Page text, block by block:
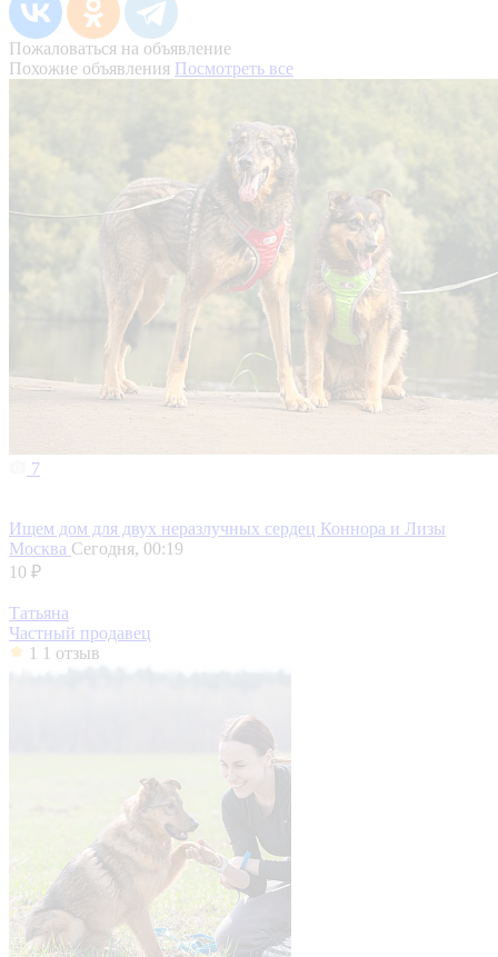
Пожаловаться на объявление
Похожие объявления Посмотреть все
7
Ищем дом для двух неразлучных сердец Коннора и Лизы
Москва Сегодня, 00:19
10 ₽
Татьяна
Частный продавец
1 1 отзыв